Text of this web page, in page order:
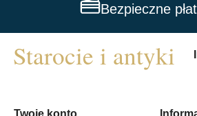
Bezpieczne